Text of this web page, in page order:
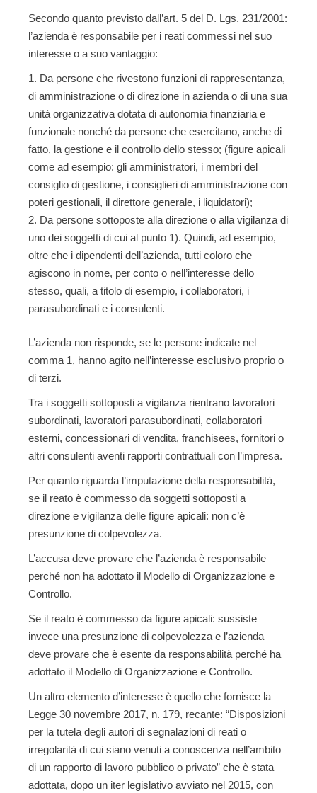
Secondo quanto previsto dall’art. 5 del D. Lgs. 231/2001:
l’azienda è responsabile per i reati commessi nel suo
interesse o a suo vantaggio:
Da persone che rivestono funzioni di rappresentanza,
di amministrazione o di direzione in azienda o di una sua
unità organizzativa dotata di autonomia finanziaria e
funzionale nonché da persone che esercitano, anche di
fatto, la gestione e il controllo dello stesso; (figure apicali
come ad esempio: gli amministratori, i membri del
consiglio di gestione, i consiglieri di amministrazione con
poteri gestionali, il direttore generale, i liquidatori);
Da persone sottoposte alla direzione o alla vigilanza di
uno dei soggetti di cui al punto 1). Quindi, ad esempio,
oltre che i dipendenti dell’azienda, tutti coloro che
agiscono in nome, per conto o nell’interesse dello
stesso, quali, a titolo di esempio, i collaboratori, i
parasubordinati e i consulenti.
L’azienda non risponde, se le persone indicate nel
comma 1, hanno agito nell’interesse esclusivo proprio o
di terzi.
Tra i soggetti sottoposti a vigilanza rientrano lavoratori
subordinati, lavoratori parasubordinati, collaboratori
esterni, concessionari di vendita, franchisees, fornitori o
altri consulenti aventi rapporti contrattuali con l’impresa.
Per quanto riguarda l’imputazione della responsabilità,
se il reato è commesso da soggetti sottoposti a
direzione e vigilanza delle figure apicali: non c’è
presunzione di colpevolezza.
L’accusa deve provare che l’azienda è responsabile
perché non ha adottato il Modello di Organizzazione e
Controllo.
Se il reato è commesso da figure apicali: sussiste
invece una presunzione di colpevolezza e l’azienda
deve provare che è esente da responsabilità perché ha
adottato il Modello di Organizzazione e Controllo.
Un altro elemento d’interesse è quello che fornisce la
Legge 30 novembre 2017, n. 179, recante: “Disposizioni
per la tutela degli autori di segnalazioni di reati o
irregolarità di cui siano venuti a conoscenza nell’ambito
di un rapporto di lavoro pubblico o privato” che è stata
adottata, dopo un iter legislativo avviato nel 2015, con